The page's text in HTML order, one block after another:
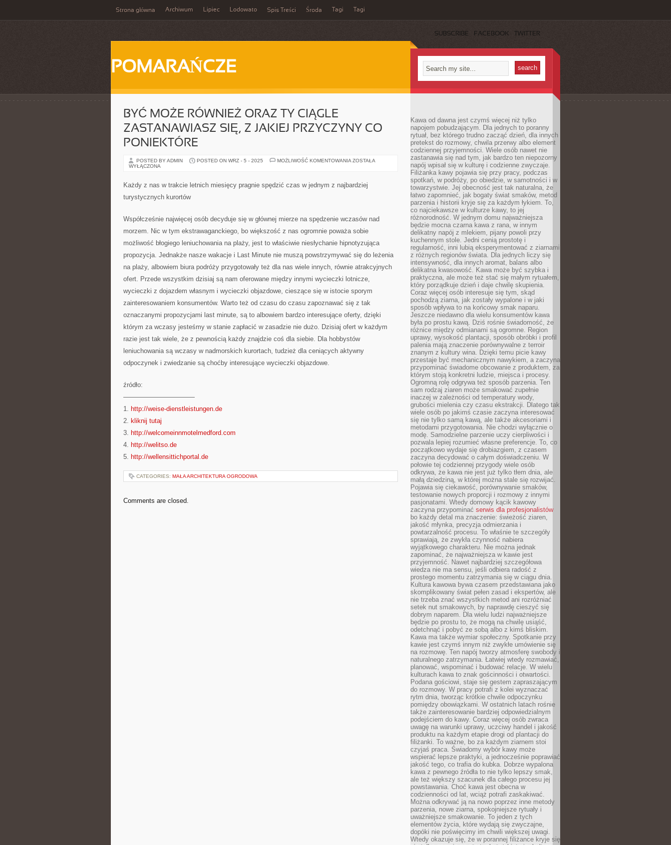
Strona główna Archiwum Lipiec Lodowato Spis Treści Środa Tagi Tagi
SUBSCRIBE FACEBOOK TWITTER
POMARAŃCZE
BYĆ MOŻE RÓWNIEŻ ORAZ TY CIĄGLE
ZASTANAWIASZ SIĘ, Z JAKIEJ PRZYCZYNY CO
PONIEKTÓRE
POSTED BY ADMIN POSTED ON WRZ - 5 - 2025 MOŻLIWOŚĆ KOMENTOWANIA BYĆ
TY
CIĄGLE
CO
ZOSTAŁA
WYŁĄCZONA
Każdy z nas w trakcie letnich miesięcy pragnie spędzić czas w jednym z najbardziej
turystycznych kurortów
Współcześnie najwięcej osób decyduje się w głównej mierze na spędzenie wczasów nad
morzem. Nic w tym ekstrawaganckiego, bo większość z nas ogromnie poważa sobie
możliwość błogiego leniuchowania na plaży, jest to właściwie niesłychanie hipnotyzująca
propozycja. Jednakże nasze wakacje i Last Minute nie muszą powstrzymywać się do leżenia
na plaży, albowiem biura podróży przygotowały też dla nas wiele innych, równie atrakcyjnych
ofert. Przede wszystkim dzisiaj są nam oferowane między innymi wycieczki lotnicze,
wycieczki z dojazdem własnym i wycieczki objazdowe, cieszące się w istocie sporym
zainteresowaniem konsumentów. Warto też od czasu do czasu zapoznawać się z tak
oznaczanymi propozycjami last minute, są to albowiem bardzo interesujące oferty, dzięki
którym za wczasy jesteśmy w stanie zapłacić w zasadzie nie dużo. Dzisiaj ofert w każdym
razie jest tak wiele, że z pewnością każdy znajdzie coś dla siebie. Dla hobbystów
leniuchowania są wczasy w nadmorskich kurortach, tudzież dla ceniących aktywny
odpoczynek i zwiedzanie są choćby interesujące wycieczki objazdowe.
źródło:
———————————
1. http://weise-dienstleistungen.de
2. kliknij tutaj
3. http://welcomeinnmotelmedford.com
4. http://welitso.de
5. http://wellensittichportal.de
CATEGORIES: MAŁA ARCHITEKTURA OGRODOWA
Comments are closed.
Kawa od dawna jest czymś więcej niż tylko
napojem pobudzającym. Dla jednych to poranny
rytuał, bez którego trudno zacząć dzień, dla innych
pretekst do rozmowy, chwila przerwy albo element
codziennej przyjemności. Wiele osób nawet nie
zastanawia się nad tym, jak bardzo ten niepozorny
napój wpisał się w kulturę i codzienne zwyczaje.
Filiżanka kawy pojawia się przy pracy, podczas
spotkań, w podróży, po obiedzie, w samotności i w
towarzystwie. Jej obecność jest tak naturalna, że
łatwo zapomnieć, jak bogaty świat smaków, metod
parzenia i historii kryje się za każdym łykiem. To,
co najciekawsze w kulturze kawy, to jej
różnorodność. W jednym domu najważniejsza
będzie mocna czarna kawa z rana, w innym
delikatny napój z mlekiem, pijany powoli przy
kuchennym stole. Jedni cenią prostotę i
regularność, inni lubią eksperymentować z ziarnami
z różnych regionów świata. Dla jednych liczy się
intensywność, dla innych aromat, balans albo
delikatna kwasowość. Kawa może być szybka i
praktyczna, ale może też stać się małym rytuałem,
który porządkuje dzień i daje chwilę skupienia.
Coraz więcej osób interesuje się tym, skąd
pochodzą ziarna, jak zostały wypalone i w jaki
sposób wpływa to na końcowy smak naparu.
Jeszcze niedawno dla wielu konsumentów kawa
była po prostu kawą. Dziś rośnie świadomość, że
różnice między odmianami są ogromne. Region
uprawy, wysokość plantacji, sposób obróbki i profil
palenia mają znaczenie porównywalne z terroir
znanym z kultury wina. Dzięki temu picie kawy
przestaje być mechanicznym nawykiem, a zaczyna
przypominać świadome obcowanie z produktem, za
którym stoją konkretni ludzie, miejsca i procesy.
Ogromną rolę odgrywa też sposób parzenia. Ten
sam rodzaj ziaren może smakować zupełnie
inaczej w zależności od temperatury wody,
grubości mielenia czy czasu ekstrakcji. Dlatego tak
wiele osób po jakimś czasie zaczyna interesować
się nie tylko samą kawą, ale także akcesoriami i
metodami przygotowania. Nie chodzi wyłącznie o
modę. Samodzielne parzenie uczy cierpliwości i
pozwala lepiej rozumieć własne preferencje. To, co
początkowo wydaje się drobiazgiem, z czasem
zaczyna decydować o całym doświadczeniu. W
połowie tej codziennej przygody wiele osób
odkrywa, że kawa nie jest już tylko tłem dnia, ale
małą dziedziną, w której można stale się rozwijać.
Pojawia się ciekawość, porównywanie smaków,
testowanie nowych proporcji i rozmowy z innymi
pasjonatami. Wtedy domowy kącik kawowy
zaczyna przypominać serwis dla profesjonalistów
bo każdy detal ma znaczenie: świeżość ziaren,
jakość młynka, precyzja odmierzania i
powtarzalność procesu. To właśnie te szczegóły
sprawiają, że zwykła czynność nabiera
wyjątkowego charakteru. Nie można jednak
zapominać, że najważniejsza w kawie jest
przyjemność. Nawet najbardziej szczegółowa
wiedza nie ma sensu, jeśli odbiera radość z
prostego momentu zatrzymania się w ciągu dnia.
Kultura kawowa bywa czasem przedstawiana jako
skomplikowany świat pełen zasad i ekspertów, ale
nie trzeba znać wszystkich metod ani rozróżniać
setek nut smakowych, by naprawdę cieszyć się
dobrym naparem. Dla wielu ludzi najważniejsze
będzie po prostu to, że mogą na chwilę usiąść,
odetchnąć i pobyć ze sobą albo z kimś bliskim.
Kawa ma także wymiar społeczny. Spotkanie przy
kawie jest czymś innym niż zwykłe umówienie się
na rozmowę. Ten napój tworzy atmosferę swobody i
naturalnego zatrzymania. Łatwiej wtedy rozmawiać,
planować, wspominać i budować relacje. W wielu
kulturach kawa to znak gościnności i otwartości.
Podana gościowi, staje się gestem zapraszającym
do rozmowy. W pracy potrafi z kolei wyznaczać
rytm dnia, tworząc krótkie chwile odpoczynku
pomiędzy obowiązkami. W ostatnich latach rośnie
także zainteresowanie bardziej odpowiedzialnym
podejściem do kawy. Coraz więcej osób zwraca
uwagę na warunki uprawy, uczciwy handel i jakość
produktu na każdym etapie drogi od plantacji do
filiżanki. To ważne, bo za każdym ziarnem stoi
czyjaś praca. Świadomy wybór kawy może
wspierać lepsze praktyki, a jednocześnie poprawiać
jakość tego, co trafia do kubka. Dobrze wypalona
kawa z pewnego źródła to nie tylko lepszy smak,
ale też większy szacunek dla całego procesu jej
powstawania. Choć kawa jest obecna w
codzienności od lat, wciąż potrafi zaskakiwać.
Można odkrywać ją na nowo poprzez inne metody
parzenia, nowe ziarna, spokojniejsze rytuały i
uważniejsze smakowanie. To jeden z tych
elementów życia, które wydają się zwyczajne,
dopóki nie poświęcimy im chwili większej uwagi.
Wtedy okazuje się, że w porannej filiżance kryje się